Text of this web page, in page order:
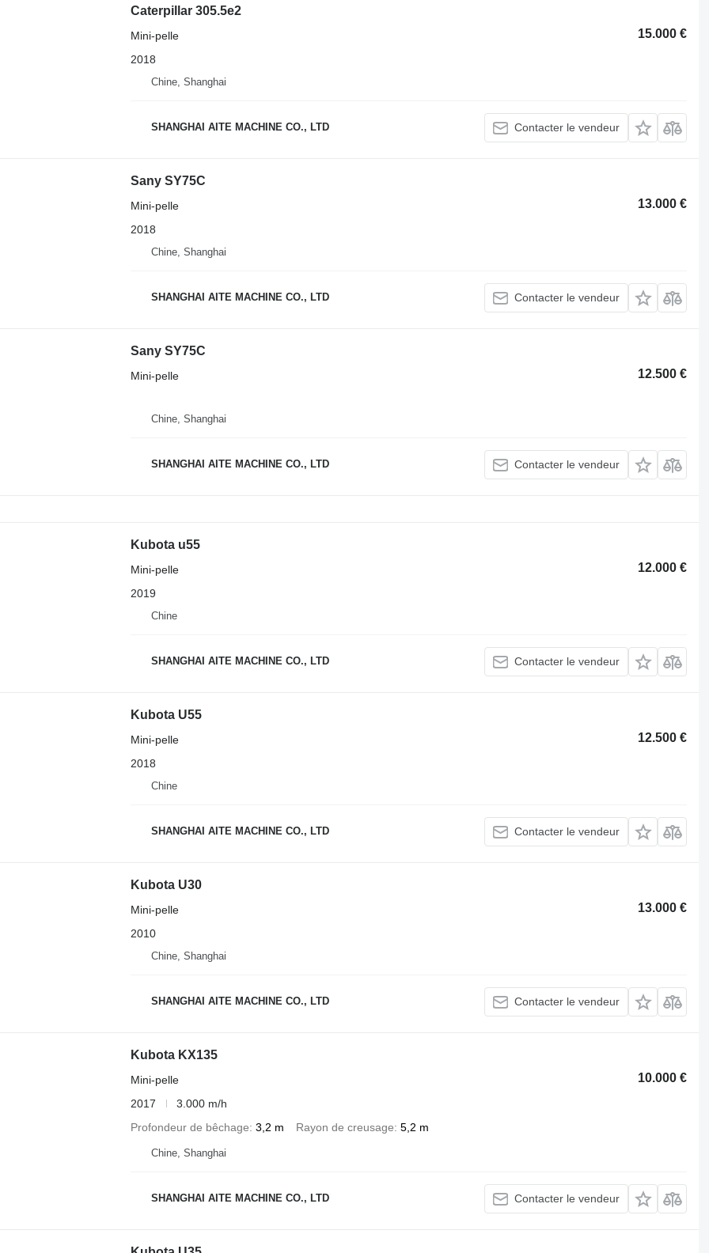
Caterpillar 305.5e2
15.000 €
Mini-pelle
2018
Chine, Shanghai
SHANGHAI AITE MACHINE CO., LTD Contacter le vendeur
Sany SY75C
13.000 €
Mini-pelle
2018
Chine, Shanghai
SHANGHAI AITE MACHINE CO., LTD Contacter le vendeur
Sany SY75C
12.500 €
Mini-pelle
Chine, Shanghai
SHANGHAI AITE MACHINE CO., LTD Contacter le vendeur
Kubota u55
12.000 €
Mini-pelle
2019
Chine
SHANGHAI AITE MACHINE CO., LTD Contacter le vendeur
Kubota U55
12.500 €
Mini-pelle
2018
Chine
SHANGHAI AITE MACHINE CO., LTD Contacter le vendeur
Kubota U30
13.000 €
Mini-pelle
2010
Chine, Shanghai
SHANGHAI AITE MACHINE CO., LTD Contacter le vendeur
Kubota KX135
10.000 €
Mini-pelle
2017
3.000 m/h
Profondeur de bêchage 3,2 m Rayon de creusage 5,2 m
Chine, Shanghai
SHANGHAI AITE MACHINE CO., LTD Contacter le vendeur